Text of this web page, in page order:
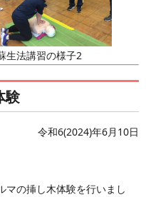
生法講習の様子2
験
令和6(2024)年6月10日
マの挿し木体験を行いまし